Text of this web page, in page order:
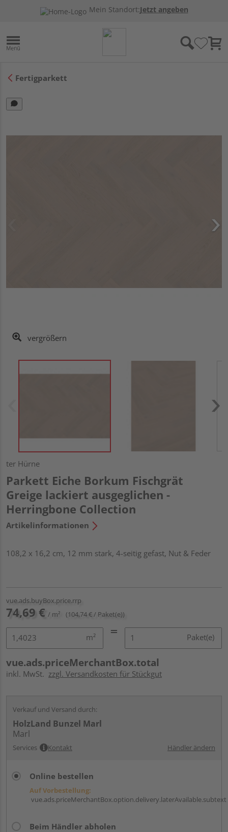
Mein Standort:Jetzt angeben
Fertigparkett
vergrößern
ter Hürne
Parkett Eiche Borkum Fischgrät
Greige lackiert ausgeglichen -
Herringbone Collection
Artikelinformationen
108,2 x 16,2 cm, 12 mm stark, 4-seitig gefast, Nut & Feder
vue.ads.buyBox.price.rrp
74,69 € / m² (104,74 € / Paket(e))
m² Paket(e)
vue.ads.priceMerchantBox.total
inkl. MwSt. zzgl. Versandkosten für Stückgut
Verkauf und Versand durch:
HolzLand Bunzel Marl
Marl
Services Kontakt Händler ändern
Online bestellen
Auf Vorbestellung:
vue.ads.priceMerchantBox.option.delivery.laterAvailable.subtext
Beim Händler abholen